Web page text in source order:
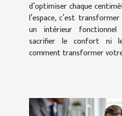
d’optimiser chaque
l’espace, c’est
un intérieur fonctionnel
sacrifier le confort ni
comment transformer